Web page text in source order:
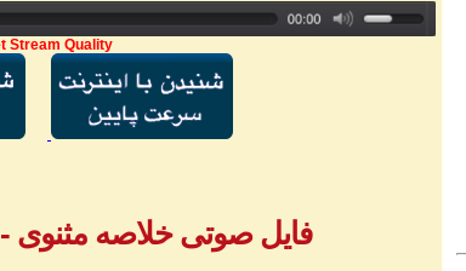
Stream Quality
فایل صوتی خلاصه مثنوی - بخش ۱ -